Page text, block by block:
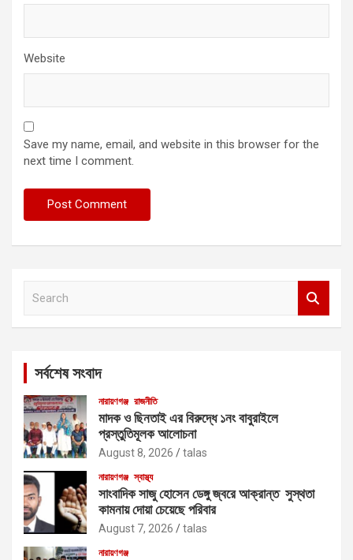
Website
Save my name, email, and website in this browser for the
next time I comment.
সর্বশেষ সংবাদ
নারায়ণগঞ্জ রাজনীতি
মাদক ও ছিনতাই এর বিরুদ্ধে ১নং বাবুরাইলে
প্রস্তুতিমূলক আলোচনা
August 8, 2026 talas
নারায়ণগঞ্জ স্বাস্থ্য
সাংবাদিক সাজু হোসেন ডেঙ্গু জ্বরে আক্রান্ত সুস্থতা
কামনায় দোয়া চেয়েছে পরিবার
August 7, 2026 talas
নারায়ণগঞ্জ